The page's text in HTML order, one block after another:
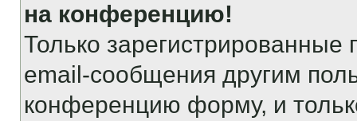
на конференцию!
Только зарегистрированные
email-сообщения другим
конференцию форму, и